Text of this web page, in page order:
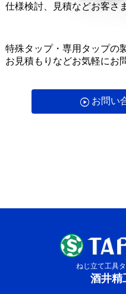
仕様検討、見積などお客さ
特殊タップ・専用タップの
お見積もりなどお気軽にお
お問い
ねじ立て工具
酒井精